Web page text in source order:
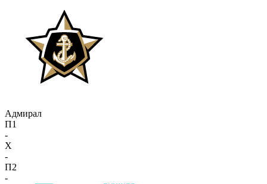
Адмирал
П1
-
X
-
П2
-